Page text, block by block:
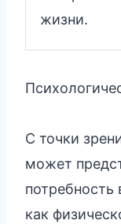
жизни.
С точки
может
потребность
как